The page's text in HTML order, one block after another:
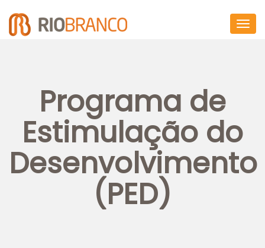
Programa de
Estimulação do
Desenvolvimento
(PED)